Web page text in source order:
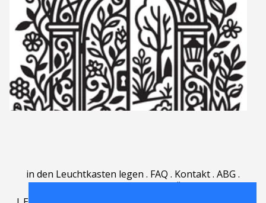
in den Leuchtkasten legen . FAQ . Kontakt. ABG .